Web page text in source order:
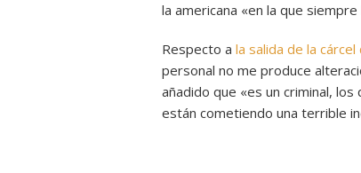
la americana «en la que
Respecto a la salida de la
personal no me produce
añadido que «es un criminal,
están cometiendo una terrible